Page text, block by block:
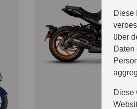
Diese
über
Daten
Diese